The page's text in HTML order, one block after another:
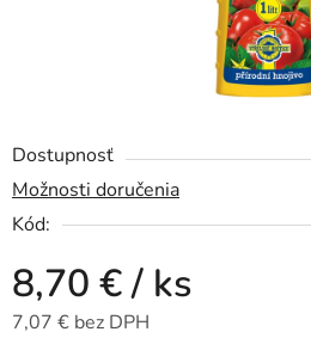
Dostupnosť
Možnosti doručenia
Kód:
8,70 €/ ks
7,07 € bez DPH